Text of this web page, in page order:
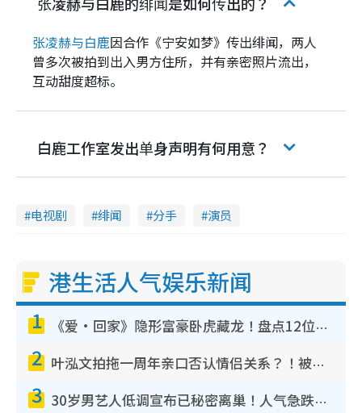
张凌赫与白鹿因合作《宁安如梦》传出绯闻，两人
曾多次被拍到出入男方住所，并有亲密照片流出，
互动甜度超标。
白鹿工作室发出单身声明有何用意？
电视剧 绯闻 分手 演员
港生活人气娱乐新闻
1 《爱·回家》隐形富豪卧虎藏龙！盘点12位财气逼人的有钱艺人：这位美女3亿身家不愁做
2 叶泓文拍拖一周年亲口否认情侣关系？！被质疑感情造假竟称GM“普通同事”
3 30岁男艺人低调宣布已秘密离巢！人气急跌变失踪人口：“这几年过得并不容易”